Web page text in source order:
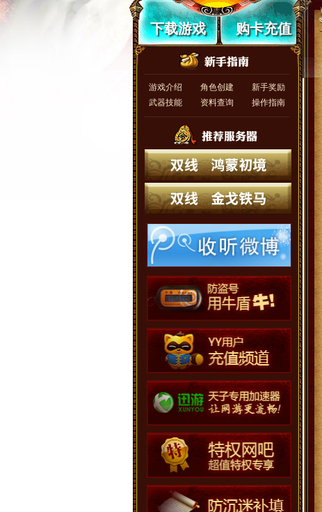
下载游戏 购卡充值
游戏介绍 角色创建
新手奖励
武器技能
资料查询 操作指南